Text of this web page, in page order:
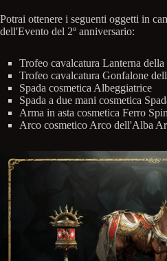
Potrai ottenere i seguenti oggetti in
dell'Evento del 2º anniversario:
Trofeo cavalcatura Lanterna
Trofeo cavalcatura Gonfalone
Spada cosmetica Albeggiatrice
Spada a due mani cosmetica
Arma in asta cosmetica Ferro
Arco cosmetico Arco dell'Alba